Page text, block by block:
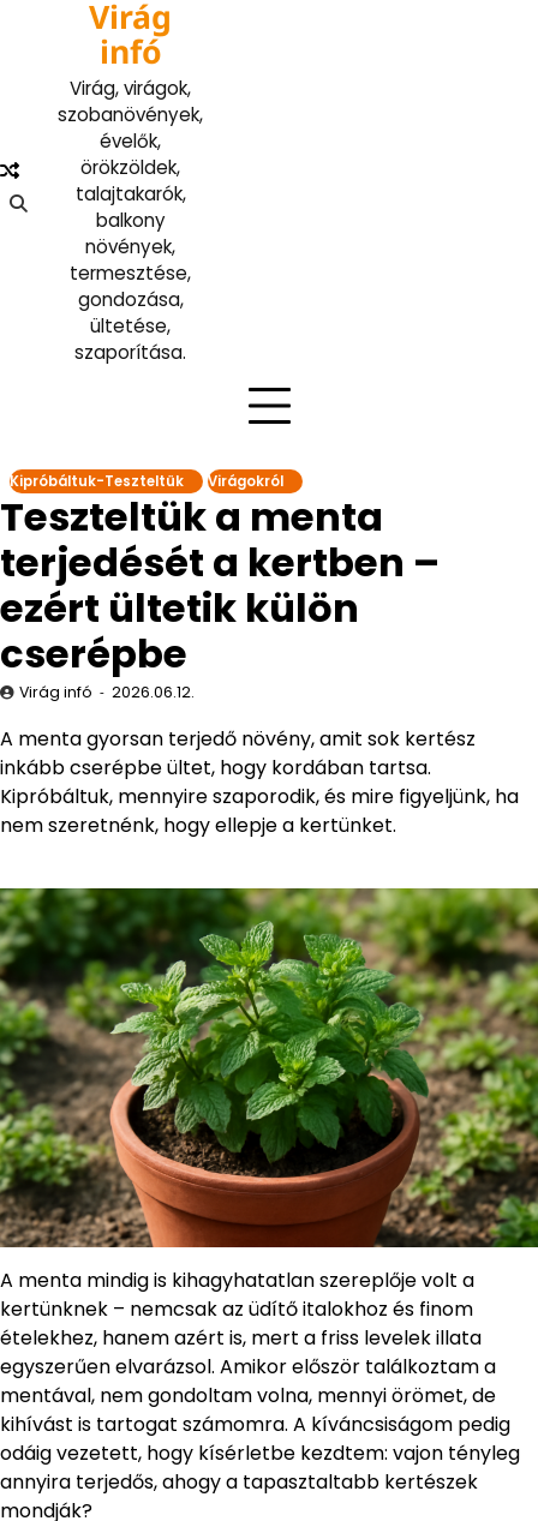
Virág
infó
Virág, virágok,
szobanövények,
évelők,
örökzöldek,
talajtakarók,
balkony
növények,
termesztése,
gondozása,
ültetése,
szaporítása.
Kipróbáltuk-Teszteltük Virágokról
Teszteltük a menta
terjedését a kertben –
ezért ültetik külön
cserépbe
Virág infó 2026.06.12.
A menta gyorsan terjedő növény, amit sok kertész
inkább cserépbe ültet, hogy kordában tartsa.
Kipróbáltuk, mennyire szaporodik, és mire figyeljünk, ha
nem szeretnénk, hogy ellepje a kertünket.
A menta mindig is kihagyhatatlan szereplője volt a
kertünknek – nemcsak az üdítő italokhoz és finom
ételekhez, hanem azért is, mert a friss levelek illata
egyszerűen elvarázsol. Amikor először találkoztam a
mentával, nem gondoltam volna, mennyi örömet, de
kihívást is tartogat számomra. A kíváncsiságom pedig
odáig vezetett, hogy kísérletbe kezdtem: vajon tényleg
annyira terjedős, ahogy a tapasztaltabb kertészek
mondják?